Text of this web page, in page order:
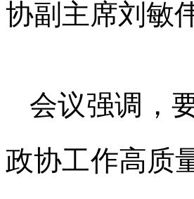
协副主席刘敏
会议强调，
政协工作高质